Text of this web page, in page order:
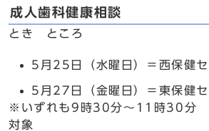
成人歯科健康相談
とき ところ
5月25日（水曜日）＝西保健セ
5月27日（金曜日）＝東保健セ
※いずれも9時30分～11時30分
対象